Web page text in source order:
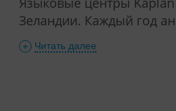
Зеландии. Каждый год
+ Читать далее